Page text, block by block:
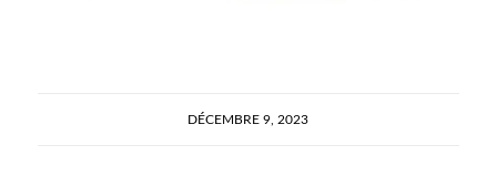
DÉCEMBRE 9, 2023